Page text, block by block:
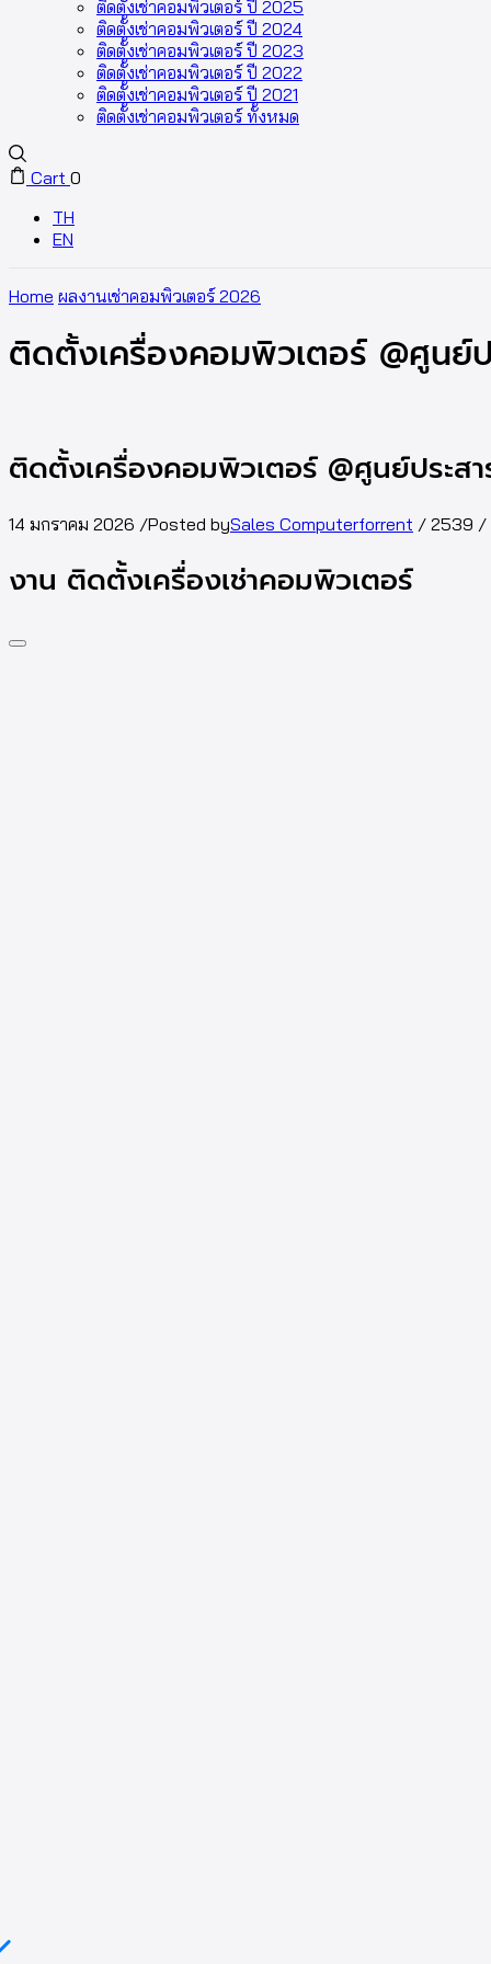
ติดตั้งเช่าคอมพิวเตอร์ ปี 2025
ติดตั้งเช่าคอมพิวเตอร์ ปี 2024
ติดตั้งเช่าคอมพิวเตอร์ ปี 2023
ติดตั้งเช่าคอมพิวเตอร์ ปี 2022
ติดตั้งเช่าคอมพิวเตอร์ ปี 2021
ติดตั้งเช่าคอมพิวเตอร์ ทั้งหมด
Cart 0
TH
EN
Home ผลงานเช่าคอมพิวเตอร์ 2026
ติดตั้งเครื่องคอมพิวเตอร์ @ศูนย์
ติดตั้งเครื่องคอมพิวเตอร์ @ศูนย์ประส
14 มกราคม 2026 /Posted bySales Computerforrent / 2539 /
งาน ติดตั้งเครื่องเช่าคอมพิวเตอร์